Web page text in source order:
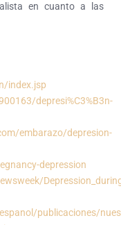
en cuanto a las
index.jsp
depresi%C3%B3n-
embarazo/depresion-
depression
publicaciones/